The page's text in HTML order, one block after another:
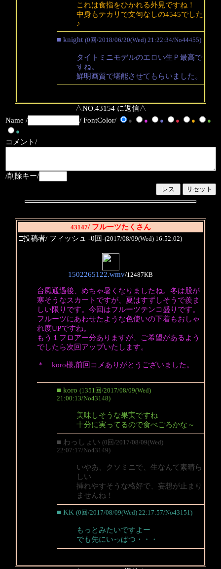
これは食指をひかれる外見ですね！
中身もテカリで文句なしの4545でした
♪
■ knight (0回/2018/06/20(Wed) 21:22:34/No44455)
タイトミニモデルのエロい生Ｐ最高で
すね。
鮮明画質で堪能させてもらいました。
△NO.43154 に返信△
Name /
/ FontColor/ ● ● ● ● ●
●
●
コメント/
/削除キー/
43147/ フルーツたくさん
□投稿者/ フィッシュ -0回-(2017/08/09(Wed) 16:52:02)
1502265122.wmv/12487KB
台風通過後、めちゃ暑くなりましたね。冬は股が
寒そうなスカートですが、夏はすずしそうで羨ま
しい限りです。今回はフルーツテンコ盛りです。
フルーツにあわせたような色使いの下着もおしゃ
れ度UPですね。
もう１フロアー分ありますが、ご希望があるよう
でしたら次回アップいたします。
＊ koro様,前回コメありがとうございました。
■ koro (1351回/2017/08/09(Wed)
21:00:13/No43148)
美味しそうな果実ですね
十分に実ってるので食べごろかな～
■ わっしょい (0回/2017/08/09(Wed)
22:07:17/No43149)
いやあ、クソミニで、生なんて素晴ら
しい
挿れやすそうな格好で、妄想が止まり
ませんね！
■ KK (0回/2017/08/09(Wed) 22:17:57/No43151)
もっとみたいですよー
でも先にいっぱつ・・・